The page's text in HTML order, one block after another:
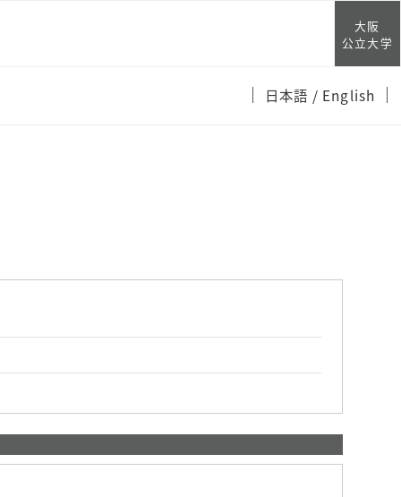
大阪
公立大学
日本語 / English